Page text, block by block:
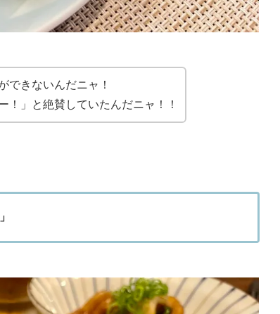
できないんだニャ！
！」と絶賛していたんだニャ！！